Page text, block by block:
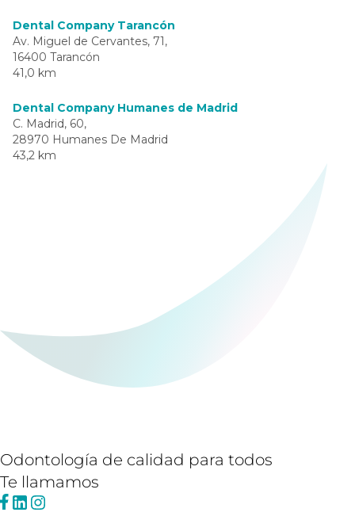
Dental Company Tarancón
Av. Miguel de Cervantes, 71,
16400 Tarancón
41,0 km
Dental Company Humanes de Madrid
C. Madrid, 60,
28970 Humanes De Madrid
43,2 km
Odontología de calidad para todos
Te llamamos